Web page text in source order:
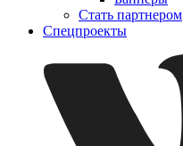
Стать партнером
Спецпроекты